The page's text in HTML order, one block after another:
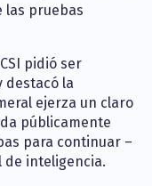
las pruebas
pidió ser
destacó la
ejerza un claro
públicamente
para continuar –
de inteligencia.